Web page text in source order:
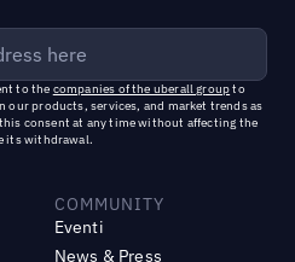
to the companies of the uberall groupto
our products, services, and market trends as
consent at any time without affecting the
its withdrawal.
COMMUNITY
Eventi
News & Press